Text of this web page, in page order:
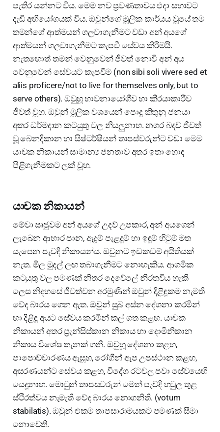
පැතිර යන්නට විය. මෙම නව ප්‍රවණතාවය එදා සභාවට
දැඩි අභියෝගයක් විය. ඔවුන්ගේ මූලික කාර්යය වූයේ තම
තමන්ගේ ආත්මයන් ගලවාගැනීමට වඩා අන් අයගේ
ආත්මයන් ගලවාගැනීමට කැපවී සේවය කිරීමයි.
නැතහොත් තමන් වෙනුවෙන් ජීවත් නොවී අන් අය
වෙනුවෙන් සේවයට කැපවීම (non sibi soli vivere sed et
aliis proficere/not to live for themselves only, but to
serve others). ඔවුහූ භාවනායෝගීව හා කි්‍රයාකාරීව
ජීවත් වූහ. ඔවුන් මූලික වශයෙන් පොදූ කිතුනු ජනයා
අතර ධර්මදාන කටයුතු වල නියලුනාහ. නගර බදව ජීවත්
වූ බෙනදිකාන හා සිෂ්ටර්ෂියන් තාපස්වරුන්ට වඩා මෙම
යාචක නිකායන් සාමාන්‍ය ජනතාව අතර ඉතා හොඳ
පිළිගැනීමකට ලක් වූහ.
යාචක නිකායන්
මේවා ඍජුවම අන් අයගේ උදව් උපකාර, අන් අයගෙන්
ලැබෙන ආහාර පාන, ඇදූම් පැළදූම් හා ඉඳූම් හිටුම් මත
යැපෙන පැවදි නිකායන්ය. ඔවුනට ඉඩකඩම් අයිතියක්
නැත. මිල මුදල් ලඟ තබාගැනීමට නොහැකිය. ආගමික
කටයුතු වල පමණක් නිතර දෙවේලේ නිරතවිය හැකි
ලෙස නිදහසේ ජීවත්වන අරමුණින් ඔවුන් දිළිඳූකම නැමති
වේද බාරය ගෙන ඇත. ඔවුන් සුබ අස්න දේශනා කරමින්
හා දිළිඳූ අයට සේවය කරමින් කල් ගත කළහ. යාචක
නිකායන් අතර ප්‍රැන්සිස්කාන නිකාය හා දොමිනිකාන
නිකාය විශේෂ තැනක් ගනී. ඔවුහූ දේශනා කළහ,
පාපොච්චාරණය ඇසූහ, රෝගීන් ඇප උපස්ථාන කළහ,
අසරණයන්ට සේවය කළහ, විදේශ රටවල පවා සේවයෙහි
යෙදූනාහ. මොවුන් තාපසවරුන් මෙන් පැවදි හවුල තුළ
ස්ථීරත්වය නැමැති වේද බාරය නොගනිති. (votum
stabilatis). ඔවුන් එකම තාපසාරාමයකට පමණක් සීමා
නොවෙති.